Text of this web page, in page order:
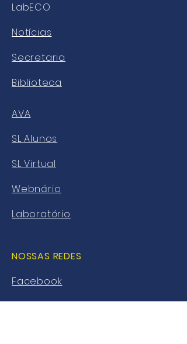
LabECO
Notícias
Secretaria
Biblioteca
AVA
SL Alunos
SL Virtual
Webnário
Laboratório
NOSSAS REDES
Facebook